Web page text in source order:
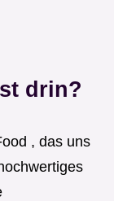
drin?
, das uns